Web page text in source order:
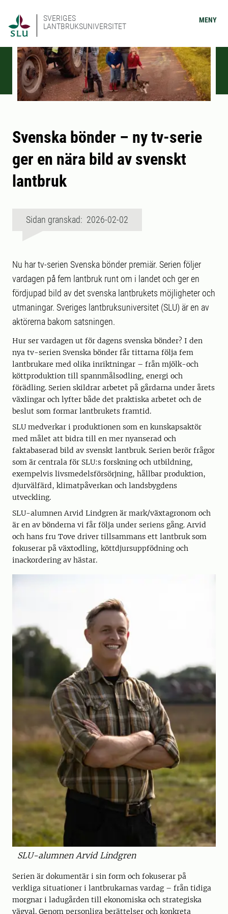
SVERIGES
LANTBRUKSUNIVERSITET
MENY
Svenska bönder – ny tv-serie
ger en nära bild av svenskt
lantbruk
Sidan granskad: 2026-02-02
Nu har tv-serien Svenska bönder premiär. Serien följer
vardagen på fem lantbruk runt om i landet och ger en
fördjupad bild av det svenska lantbrukets möjligheter och
utmaningar. Sveriges lantbruksuniversitet (SLU) är en av
aktörerna bakom satsningen.
Hur ser vardagen ut för dagens svenska bönder? I den
nya tv-serien Svenska bönder får tittarna följa fem
lantbrukare med olika inriktningar – från mjölk-och
köttproduktion till spannmålsodling, energi och
förädling. Serien skildrar arbetet på gårdarna under årets
växlingar och lyfter både det praktiska arbetet och de
beslut som formar lantbrukets framtid.
SLU medverkar i produktionen som en kunskapsaktör
med målet att bidra till en mer nyanserad och
faktabaserad bild av svenskt lantbruk. Serien berör frågor
som är centrala för SLU:s forskning och utbildning,
exempelvis livsmedelsförsörjning, hållbar produktion,
djurvälfärd, klimatpåverkan och landsbygdens
utveckling.
SLU-alumnen Arvid Lindgren är mark/växtagronom och
är en av bönderna vi får följa under seriens gång. Arvid
och hans fru Tove driver tillsammans ett lantbruk som
fokuserar på växtodling, köttdjursuppfödning och
inackordering av hästar.
SLU-alumnen Arvid Lindgren
Serien är dokumentär i sin form och fokuserar på
verkliga situationer i lantbrukarnas vardag – från tidiga
morgnar i ladugården till ekonomiska och strategiska
vägval. Genom personliga berättelser och konkreta